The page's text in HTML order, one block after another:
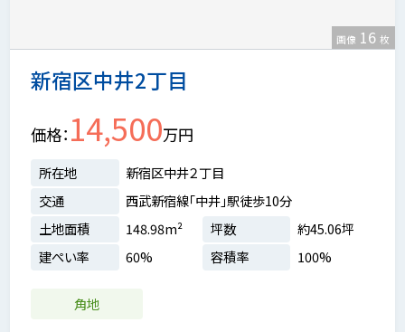
新宿区中井2丁目
画像 16 枚
価格 14,500万円
所在地
新宿区中井２丁目
交通
西武新宿線「中井」駅徒歩10分
土地面積
148.98m² 坪数
約45.06坪
建ぺい率
60% 容積率 100%
角地